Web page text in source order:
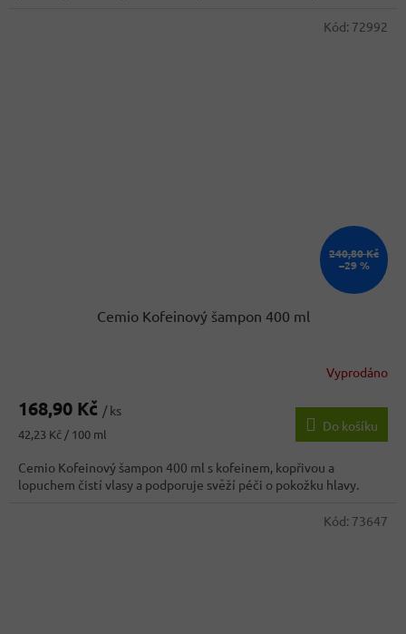
240,80 Kč
–29 %
Cemio Kofeinový šampon 400 ml
Vyprodáno
168,90 Kč / ks
Měrná
42,23 Kč / 100 ml
Do košíku
Cemio Kofeinový šampon 400 ml s kofeinem, kopřivou a
lopuchem čistí vlasy a podporuje svěží péči o pokožku hlavy.
Kód: 72992
Kód: 73647